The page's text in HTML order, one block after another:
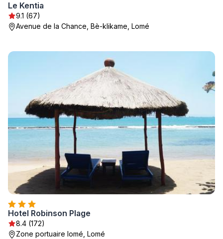
Le Kentia
9.1 (67)
Avenue de la Chance, Bè-klikame, Lomé
Hotel Robinson Plage
8.4 (172)
Zone portuaire lomé, Lomé